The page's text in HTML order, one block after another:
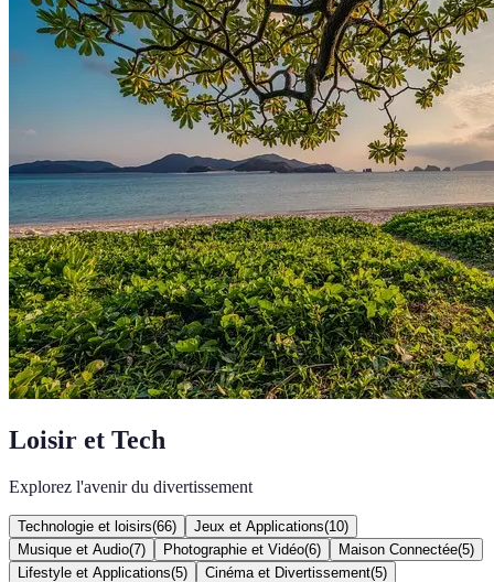
Loisir et Tech
Explorez l'avenir du divertissement
Technologie et loisirs(66) Jeux et Applications(10)
Musique et Audio(7) Photographie et Vidéo(6) Maison Connectée(5)
Lifestyle et Applications(5) Cinéma et Divertissement(5)